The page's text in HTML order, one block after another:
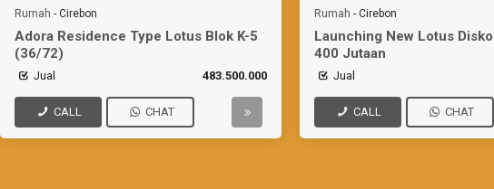
Rumah - Cirebon
Adora Residence Type Lotus Blok K-5
(36/72)
Jual 483.500.000
CALL CHAT
Rumah - Cirebon
Launching New Lotus
400 Jutaan
Jual
CALL CHAT